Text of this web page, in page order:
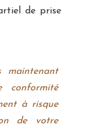
de prise
maintenant
à risque
de votre